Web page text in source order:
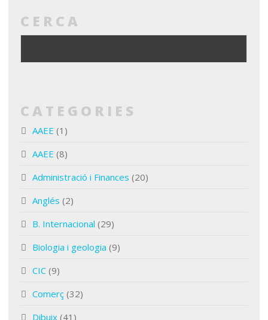
CERCA
CATEGORIES
AAEE (1)
AAEE (8)
Administració i Finances (20)
Anglés (2)
B. Internacional (29)
Biologia i geologia (9)
CIC (9)
Comerç (32)
Dibuix (41)